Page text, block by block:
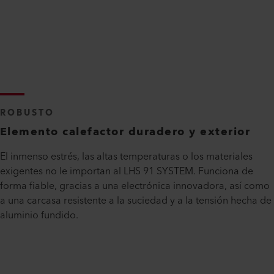
ROBUSTO
Elemento calefactor duradero y exterior
El inmenso estrés, las altas temperaturas o los materiales
exigentes no le importan al LHS 91 SYSTEM. Funciona de
forma fiable, gracias a una electrónica innovadora, así como
a una carcasa resistente a la suciedad y a la tensión hecha de
aluminio fundido.